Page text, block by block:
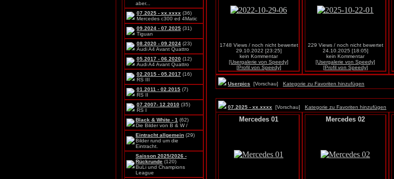
aber...
07.2025 - xx.xxxx (36)
Mercedes c300 ed 4Matic
09.2024 - 07.2025 (31)
Tiguan
08.2020 - 09.2024 (23)
Audi A4 Avant Quattro
05.2017 - 06.2020 (12)
Audi A4 Avant Quattro
02.2015 - 05.2017 (16)
RS III
01.2011 - 02.2015 (7)
RS II
07.2007- 12.2010 (35)
RS I
Black & White - 1 (62)
Die Bilder von B & W /
Eintracht allgemein (29)
Bilder rund um die
Eintracht.
Saisson 2025/2026 -
Rückrunde (120)
BuLi und Champions
League
1748 Views / noch nicht bewertet
29.10.2022 [23:25]
kein Kommentar
[Usergalerie von Speedy]
[Profil von Speedy]
229 Views / noch nicht bewertet
24.10.2025 [18:05]
kein Kommentar
[Usergalerie von Speedy]
[Profil von Speedy]
Userpics [Vorschau] Kategorie zu Favoriten hinzufügen
07.2025 - xx.xxxx [Vorschau] Kategorie zu Favoriten hinzufügen
Mercedes 01 Mercedes 02